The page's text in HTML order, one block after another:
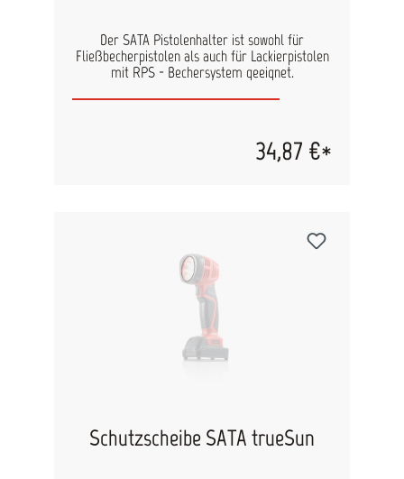
Der SATA Pistolenhalter ist sowohl für
Fließbecherpistolen als auch für Lackierpistolen
mit RPS - Bechersystem geeignet.
34,87 €*
Schutzscheibe SATA trueSun